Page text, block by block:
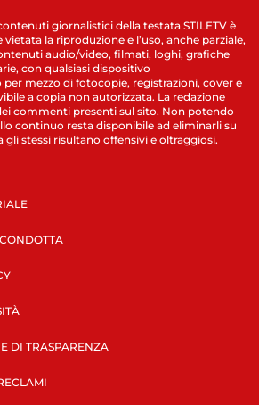
giornalistici della testata STILETV è
la riproduzione e l’uso, anche parziale,
audio/video, filmati, loghi, grafiche
con qualsiasi dispositivo
mezzo di fotocopie, registrazioni, cover e
a copia non autorizzata. La redazione
commenti presenti sul sito. Non potendo
continuo resta disponibile ad eliminarli su
gli stessi risultano offensivi e oltraggiosi.
DI TRASPARENZA